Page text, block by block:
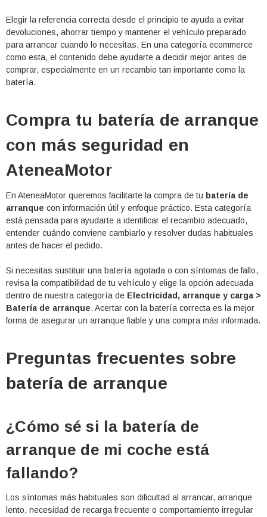
Elegir la referencia correcta desde el principio te ayuda a evitar
devoluciones, ahorrar tiempo y mantener el vehículo preparado
para arrancar cuando lo necesitas. En una categoría ecommerce
como esta, el contenido debe ayudarte a decidir mejor antes de
comprar, especialmente en un recambio tan importante como la
batería.
Compra tu batería de arranque
con más seguridad en
AteneaMotor
En AteneaMotor queremos facilitarte la compra de tu batería de
arranque con información útil y enfoque práctico. Esta categoría
está pensada para ayudarte a identificar el recambio adecuado,
entender cuándo conviene cambiarlo y resolver dudas habituales
antes de hacer el pedido.
Si necesitas sustituir una batería agotada o con síntomas de fallo,
revisa la compatibilidad de tu vehículo y elige la opción adecuada
dentro de nuestra categoría de Electricidad, arranque y carga >
Batería de arranque. Acertar con la batería correcta es la mejor
forma de asegurar un arranque fiable y una compra más informada.
Preguntas frecuentes sobre
batería de arranque
¿Cómo sé si la batería de
arranque de mi coche está
fallando?
Los síntomas más habituales son dificultad al arrancar, arranque
lento, necesidad de recarga frecuente o comportamiento irregular